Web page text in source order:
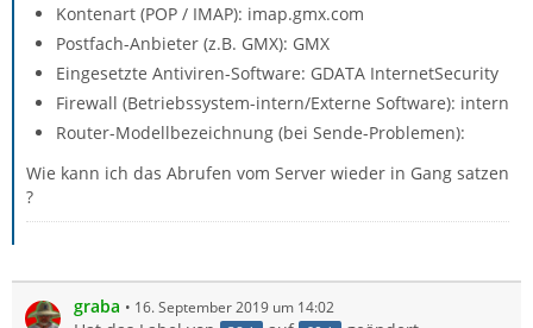
Kontenart (POP / IMAP): imap.gmx.com
Postfach-Anbieter (z.B. GMX): GMX
Eingesetzte Antiviren-Software: GDATA InternetSecurity
Firewall (Betriebssystem-intern/Externe Software): intern
Router-Modellbezeichnung (bei Sende-Problemen):
Wie kann ich das Abrufen vom Server wieder in Gang satzen
?
graba 16. September 2019 um 14:02